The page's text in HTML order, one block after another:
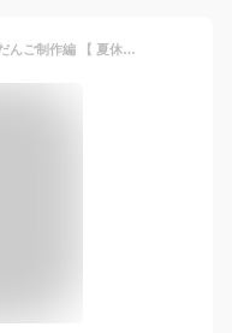
[ メール便可 ] ひかるどろだんご 色だんご制作編 【 夏休み 実験 泥だんご キット つるつる ひかる 光る 】